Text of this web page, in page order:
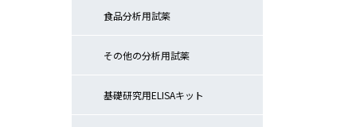
食品分析用試薬
その他の分析用試薬
基礎研究用ELISAキット